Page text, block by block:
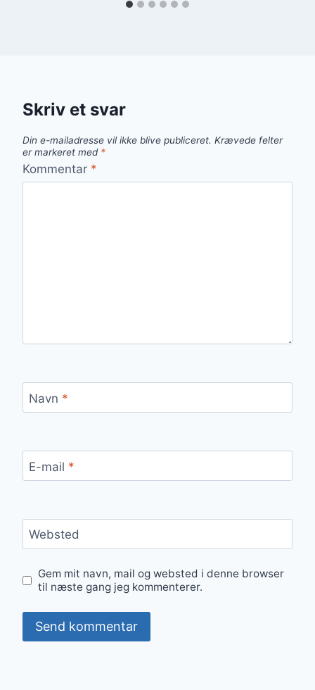
Skriv et svar
Din e-mailadresse vil ikke blive publiceret. Krævede felter
er markeret med *
Kommentar *
Navn *
E-mail *
Websted
Gem mit navn, mail og websted i denne browser
til næste gang jeg kommenterer.